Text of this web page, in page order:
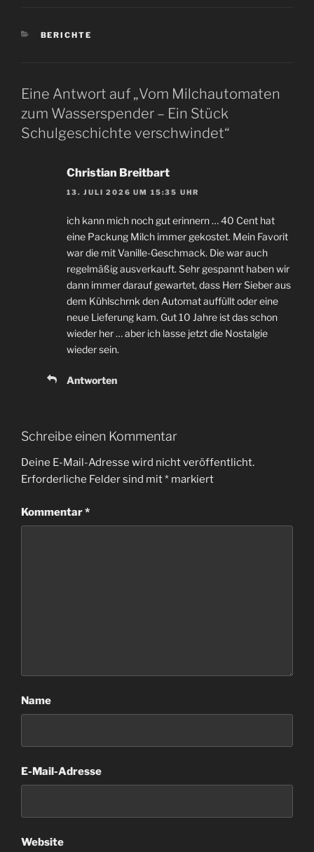
KATEGORIEN
BERICHTE
Eine Antwort auf „Vom Milchautomaten
zum Wasserspender – Ein Stück
Schulgeschichte verschwindet“
Christian Breitbart
13. JULI 2026 UM 15:35 UHR
ich kann mich noch gut erinnern … 40 Cent hat
eine Packung Milch immer gekostet. Mein Favorit
war die mit Vanille-Geschmack. Die war auch
regelmäßig ausverkauft. Sehr gespannt haben wir
dann immer darauf gewartet, dass Herr Sieber aus
dem Kühlschrnk den Automat auffüllt oder eine
neue Lieferung kam. Gut 10 Jahre ist das schon
wieder her … aber ich lasse jetzt die Nostalgie
wieder sein.
Antworten
Schreibe einen Kommentar
Deine E-Mail-Adresse wird nicht veröffentlicht.
Erforderliche Felder sind mit* markiert
Kommentar*
Name
E-Mail-Adresse
Website